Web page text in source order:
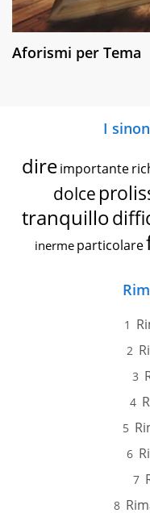
Aforismi per Tema
I
dire importante
dolce
tranquillo
inerme particolare